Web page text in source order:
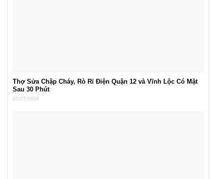
Thợ Sửa Chập Cháy, Rò Rỉ Điện Quận 12 và Vĩnh Lộc Có Mặt
Sau 30 Phút
25/07/2026